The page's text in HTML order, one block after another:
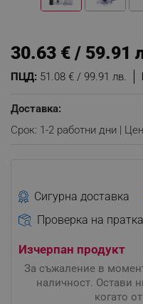
ПЦД: 51.08 € / 99.91 лв.
30.63 € / 59.91
Доставка:
Срок: 1-2 работни дни |
Сигурна доставка
Проверка на пратка
Изчерпан продукт
За съжаление в
наличност. Остави
когато